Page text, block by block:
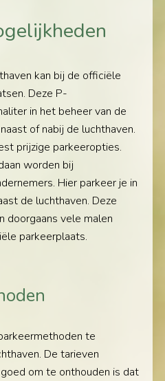
kan bij de officiële
Deze P-
in het beheer van de
of nabij de luchthaven.
prijzige parkeeropties.
worden bij
Hier parkeer je in
de luchthaven. Deze
doorgaans vele malen
parkeerplaats.
te
De tarieven
om te onthouden is dat